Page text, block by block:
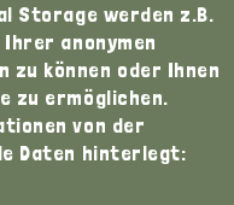
Storage werden z.B.
anonymen
zu können oder Ihnen
zu ermöglichen.
von der
Daten hinterlegt: